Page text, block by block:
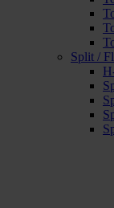
Split /